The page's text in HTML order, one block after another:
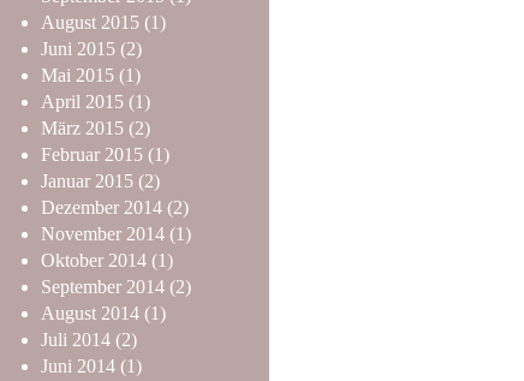
August 2015 (1)
Juni 2015 (2)
Mai 2015 (1)
April 2015 (1)
März 2015 (2)
Februar 2015 (1)
Januar 2015 (2)
Dezember 2014 (2)
November 2014 (1)
Oktober 2014 (1)
September 2014 (2)
August 2014 (1)
Juli 2014 (2)
Juni 2014 (1)